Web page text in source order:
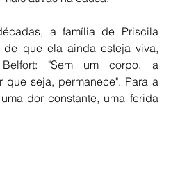
a família de Priscila
de que ela ainda esteja viva,
"Sem um corpo, a
que seja, permanece". Para a
dor constante, uma ferida